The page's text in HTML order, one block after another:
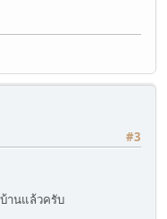
#3
านแล้วครับ